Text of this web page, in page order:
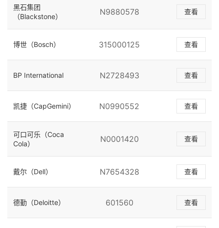
黑石集团
（Blackstone）
N9880578 查看
博世（Bosch） 315000125 查看
BP International N2728493 查看
凯捷（CapGemini） N0990552 查看
可口可乐（Coca
Cola）
N0001420 查看
戴尔（Dell） N7654328 查看
德勤（Deloitte） 601560 查看